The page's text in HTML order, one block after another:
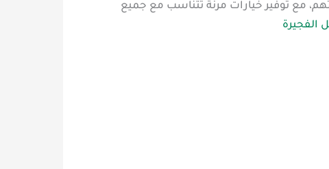
مع توفير خيارات مرنة تتناسب مع جميع
الفجيرة